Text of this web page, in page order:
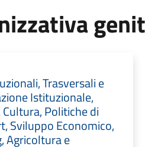
Trasversali e
Istituzionale,
Politiche di
Sviluppo Economico,
Agricoltura e